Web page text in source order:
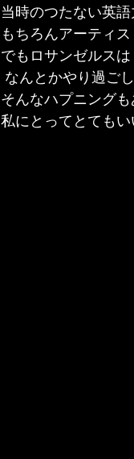
当時のつたない英
もちろんアーティ
でもロサンゼルス
なんとかやり過ご
そんなハプニング
私にとってとても